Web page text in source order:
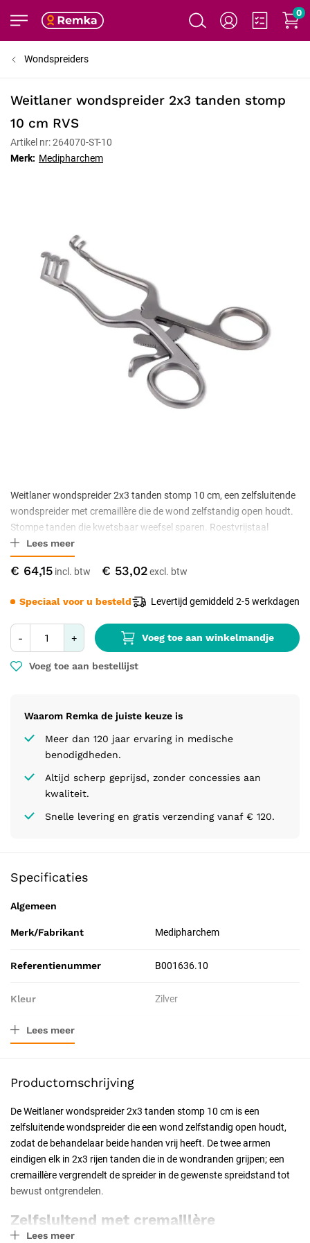
0
Wondspreiders
Weitlaner wondspreider 2x3 tanden stomp
10 cm RVS
Artikel nr: 264070-ST-10
Merk: Medipharchem
€ 64,15 € 53,02
- + Voeg toe aan winkelmandje
Voeg toe aan bestellijst
Waarom Remka de juiste keuze is
Meer dan 120 jaar ervaring in medische
benodigdheden.
Altijd scherp geprijsd, zonder concessies aan
kwaliteit.
Snelle levering en gratis verzending vanaf € 120.
Speciaal voor u besteld Levertijd gemiddeld 2-5 werkdagen
Weitlaner wondspreider 2x3 tanden stomp 10 cm, een zelfsluitende
wondspreider met cremaillère die de wond zelfstandig open houdt.
Stompe tanden die kwetsbaar weefsel sparen. Roestvrijstaal
volgens ISO 7153-1, niet-steriel.
Lees meer
Specificaties
Algemeen
Merk/Fabrikant Medipharchem
Referentienummer B001636.10
Kleur Zilver
Materiaal
Toepassing Chirurgisch
Resorbeerbaar (hechtdraad) Nee
Geschiktheid
Professioneel, Latexvrij
Lees meer
Productomschrijving
De Weitlaner wondspreider 2x3 tanden stomp 10 cm is een
zelfsluitende wondspreider die een wond zelfstandig open houdt,
zodat de behandelaar beide handen vrij heeft. De twee armen
eindigen elk in 2x3 rijen tanden die in de wondranden grijpen; een
cremaillère vergrendelt de spreider in de gewenste spreidstand tot
bewust ontgrendelen.
Zelfsluitend met cremaillère
Anders dan een handwondhaak houdt de Weitlaner de wond
Lees meer